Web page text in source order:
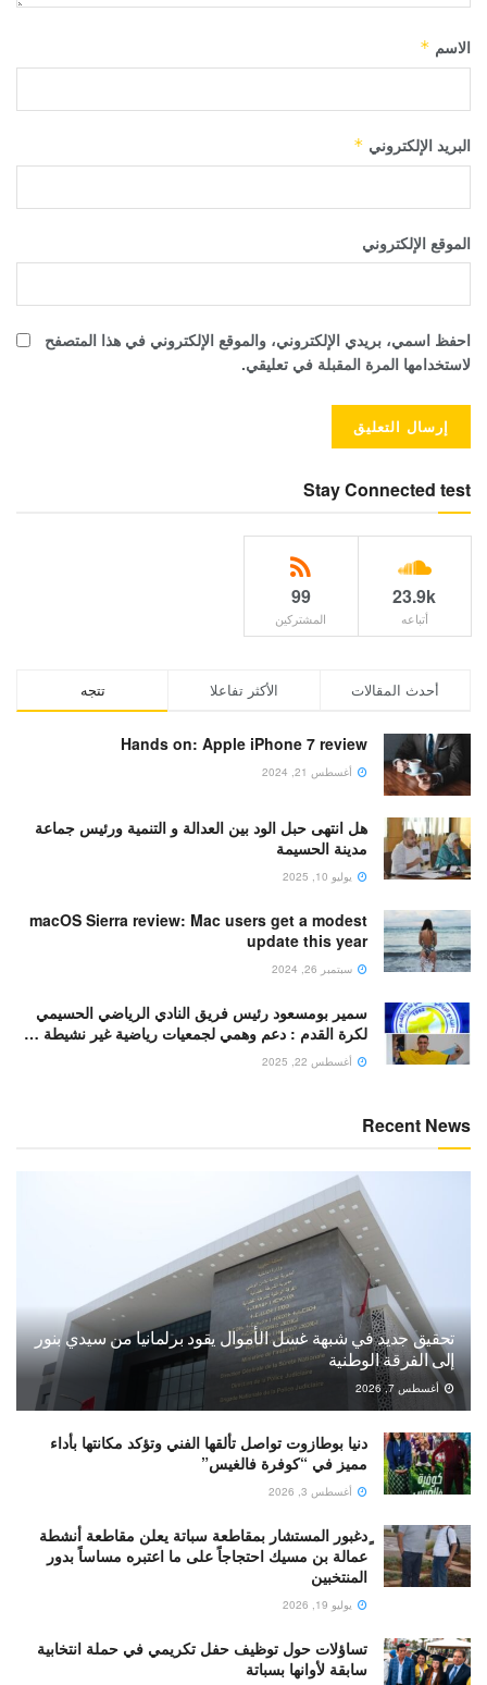
الاسم *
البريد الإلكتروني *
الموقع الإلكتروني
احفظ اسمي، بريدي الإلكتروني، والموقع الإلكتروني في هذا المتصفح
لاستخدامها المرة المقبلة في تعليقي.
Stay Connected test
23.9k
أتباعه
99
المشتركين
تتجه الأكثر تفاعلا أحدث المقالات
Hands on: Apple iPhone 7 review
أغسطس 21, 2024
هل انتهى حبل الود بين العدالة و التنمية ورئيس جماعة
مدينة الحسيمة
يوليو 10, 2025
macOS Sierra review: Mac users get a modest
update this year
سبتمبر 26, 2024
سمير بومسعود رئيس فريق النادي الرياضي الحسيمي
لكرة القدم : دعم وهمي لجمعيات رياضية غير نشيطة …
أغسطس 22, 2025
Recent News
تحقيق جديد في شبهة غسل الأموال يقود برلمانيا من سيدي بنور
إلى الفرقة الوطنية
أغسطس 7, 2026
دنيا بوطازوت تواصل تألقها الفني وتؤكد مكانتها بأداء
مميز في “كوفرة فالغيس”
أغسطس 3, 2026
ٍدغبور المستشار بمقاطعة سباتة يعلن مقاطعة أنشطة
عمالة بن مسيك احتجاجاً على ما اعتبره مساساً بدور
المنتخبين
يوليو 19, 2026
تساؤلات حول توظيف حفل تكريمي في حملة انتخابية
سابقة لأوانها بسباتة